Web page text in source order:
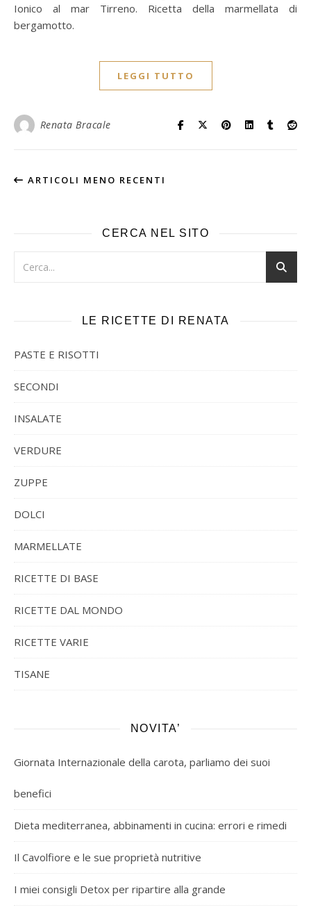
Ionico al mar Tirreno. Ricetta della marmellata di
bergamotto.
LEGGI TUTTO
Renata Bracale
ARTICOLI MENO RECENTI
CERCA NEL SITO
LE RICETTE DI RENATA
PASTE E RISOTTI
SECONDI
INSALATE
VERDURE
ZUPPE
DOLCI
MARMELLATE
RICETTE DI BASE
RICETTE DAL MONDO
RICETTE VARIE
TISANE
NOVITA’
Giornata Internazionale della carota, parliamo dei suoi
benefici
Dieta mediterranea, abbinamenti in cucina: errori e rimedi
Il Cavolfiore e le sue proprietà nutritive
I miei consigli Detox per ripartire alla grande